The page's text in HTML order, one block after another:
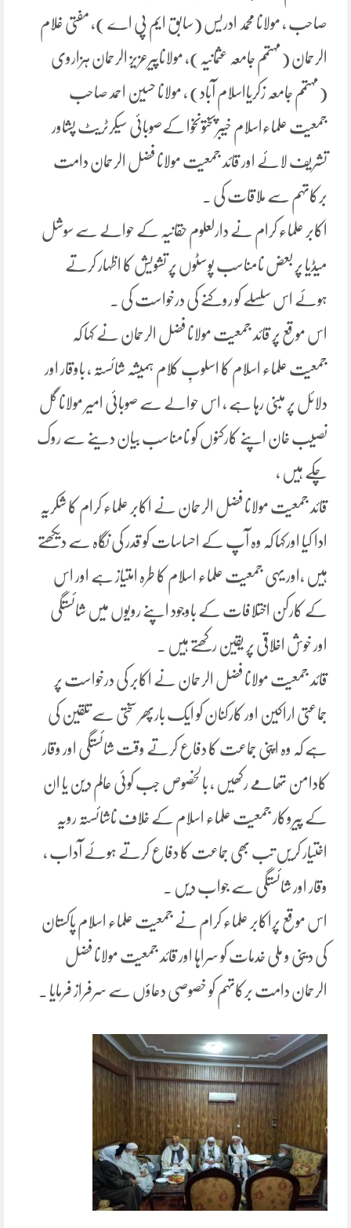
صاحب ، مولانا محمد ادریس (سابق ایم پی اے )، مفتی غلام
الرحمان (مہتمم جامعہ عثمانیہ)، مولاناپیرعزیز الرحمان ہزاروی
(مہتمم جامعہ زکریااسلام آباد) ، مولانا حسین احمد صاحب
جمعیت علماءاسلام خیبرپختونخوا کےصوبائی سیکرٹریٹ پشاور
تشریف لائے اور قائد جمعیت مولانا فضل الرحمان دامت
برکاتہم سے ملاقات کی ۔
اکابر علماء کرام نے دارلعلوم حقانیہ کے حوالے سے سوشل
میڈیا پر بعض نامناسب پوسٹوں پر تشویش کا اظہار کرتے
ہوئے اس سلسلے کو روکنے کی درخواست کی ۔
اس موقع پر قائد جمعیت مولانا فضل الرحمان نے کہا کہ
جمعیت علماء اسلام کا اسلوبِ کلام ہمیشہ شائستہ ، باوقار اور
دلائل پر مبنی رہا ہے ، اس حوالے سے صوبائی امیر مولانا گل
نصیب خان اپنے کارکنوں کو نامناسب بیان دینے سے روک
چکے ہیں ،
قائد جمعیت مولانا فضل الرحمان نے اکابر علماء کرام کا شکریہ
ادا کیا اورکہا کہ وہ آپ کے احساسات کو قدر کی نگاہ سے دیکھتے
ہیں ،اور یہی جمعیت علماء اسلام کا طرہ امتیاز ہے اور اس
کے کارکن اختلافات کے باوجود اپنے رویوں میں شائستگی
اور خوش اخلاقی پر یقین رکھتے ہیں ۔
قائد جمعیت مولانا فضل الرحمان نے اکابر کی درخواست پر
جماعتی اراکین اور کارکنان کو ایک بارپھر سختی سے تلقین کی
ہے کہ وہ اپنی جماعت کا دفاع کرتے وقت شائستگی اور وقار
کادامن تھامے رکھیں ، بالخصوص جب کوئی عالم دین یا ان
کے پیروکار جمعیت علماء اسلام کے خلاف ناشائستہ رویہ
اختیار کریں تب بھی جماعت کا دفاع کرتے ہوئے آداب ،
وقار اور شائستگی سے جواب دیں ۔
اس موقع پراکابر علماء کرام نے جمعیت علماء اسلام پاکستان
کی دینی و ملی خدمات کو سراہا اور قائد جمعیت مولانا فضل
الرحمان دامت برکاتہم کو خصوصی دعاؤں سے سرفراز فرمایا ۔